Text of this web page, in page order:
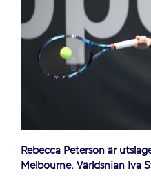
Rebecca Peterson är
Melbourne. Världsnian Iva